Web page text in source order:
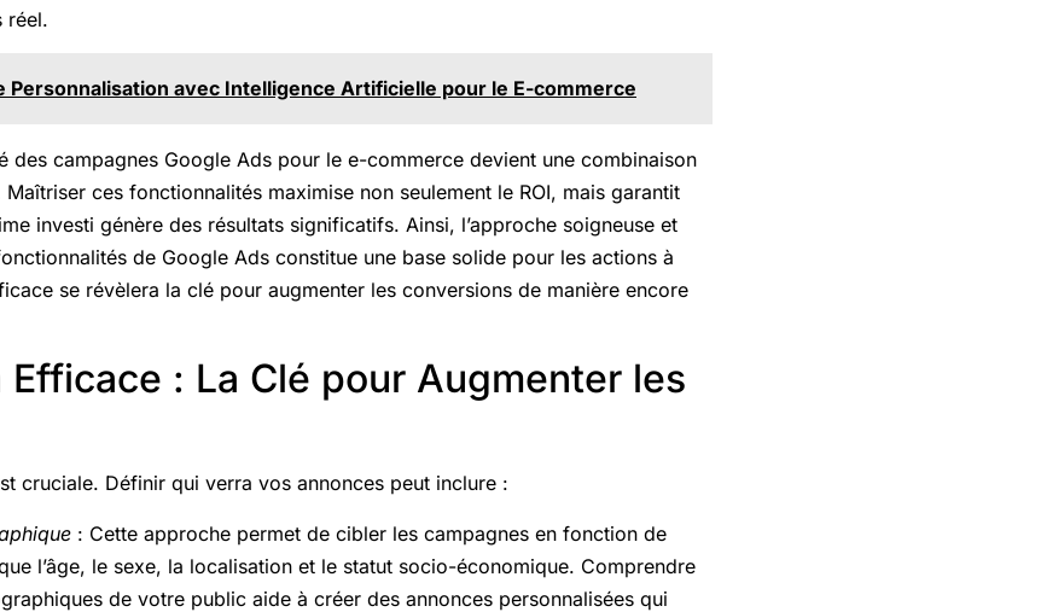
réel.
Personnalisation avec Intelligence Artificielle pour le E-commerce
des campagnes Google Ads pour le e-commerce devient une combinaison
ces fonctionnalités maximise non seulement le ROI, mais garantit
investi génère des résultats significatifs. Ainsi, l’approche soigneuse et
de Google Ads constitue une base solide pour les actions à
se révèlera la clé pour augmenter les conversions de manière encore
: La Clé pour Augmenter les
cruciale. Définir qui verra vos annonces peut inclure :
: Cette approche permet de cibler les campagnes en fonction de
l’âge, le sexe, la localisation et le statut socio-économique. Comprendre
de votre public aide à créer des annonces personnalisées qui